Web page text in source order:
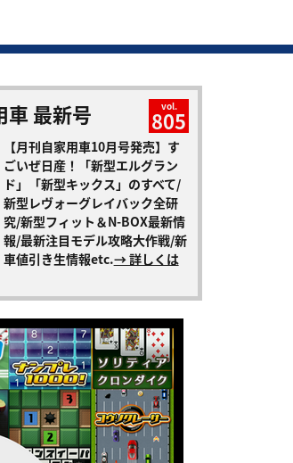
車 最新号 vol.
805
【月刊自家用車10月号発売】す
ごいぜ日産！「新型エルグラン
ド」「新型キックス」のすべて/
新型レヴォーグレイバック全研
究/新型フィット＆N-BOX最新情
報/最新注目モデル攻略大作戦/新
車値引き生情報etc.→ 詳しくは